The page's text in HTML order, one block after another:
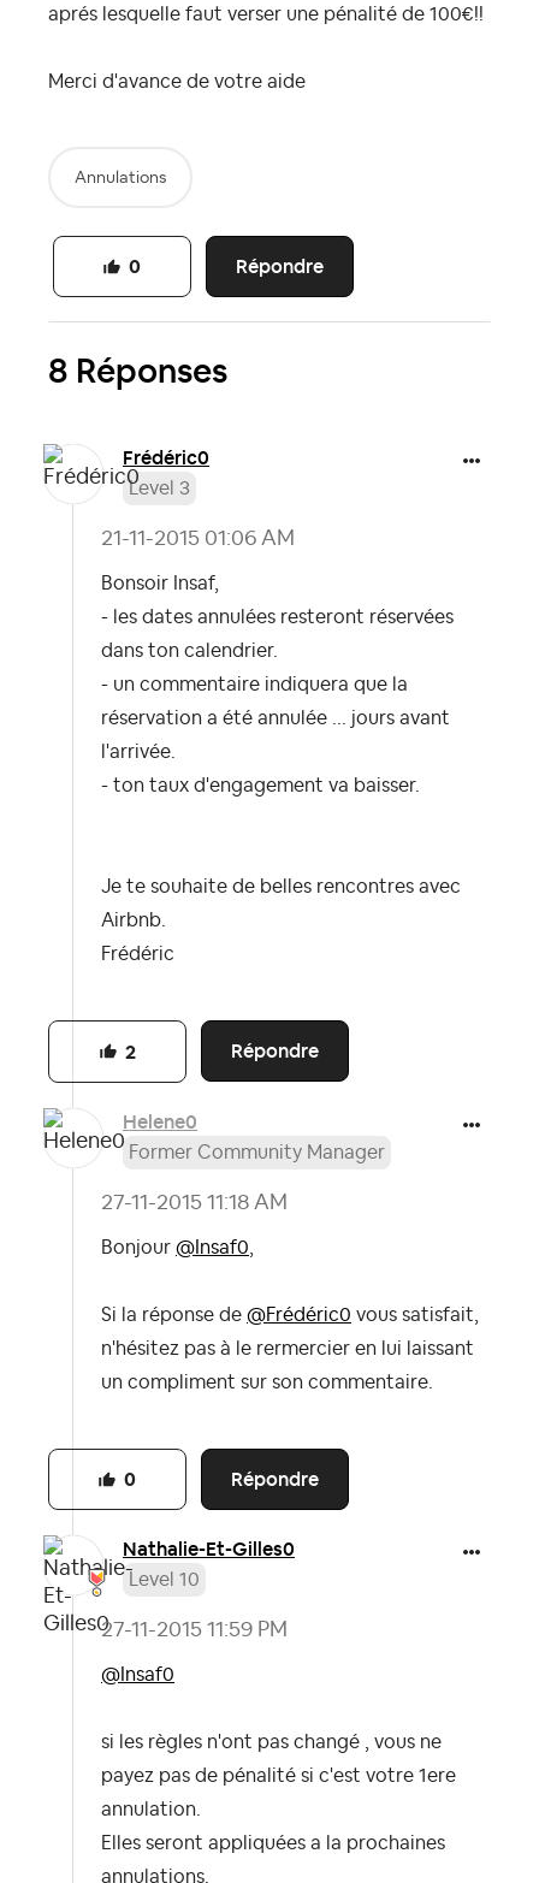
aprés lesquelle faut verser une pénalité de 100€!!
Merci d'avance de votre aide
Annulations
Répondre
0
8 Réponses
Frédéric0
Level 3
‎21-11-2015 01:06 AM
Bonsoir Insaf,
- les dates annulées resteront réservées
dans ton calendrier.
- un commentaire indiquera que la
réservation a été annulée ... jours avant
l'arrivée.
- ton taux d'engagement va baisser.
Je te souhaite de belles rencontres avec
Airbnb.
Frédéric
Répondre
2
Helene0
Former Community Manager
‎27-11-2015 11:18 AM
Bonjour @Insaf0
Si la réponse de @Frédéric0 vous satisfait,
n'hésitez pas à le rermercier en lui laissant
un compliment sur son commentaire.
Répondre
0
Nathalie-Et-Gilles0
Level 10
‎27-11-2015 11:59 PM
@Insaf0
si les règles n'ont pas changé , vous ne
payez pas de pénalité si c'est votre 1ere
annulation.
Elles seront appliquées a la prochaines
annulations.